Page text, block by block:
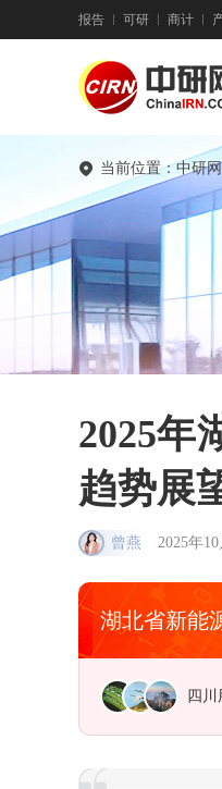
报告 可研 商计
当前位置：中研网
2025年
趋势展
曾燕 2025年10
湖北省新能
河